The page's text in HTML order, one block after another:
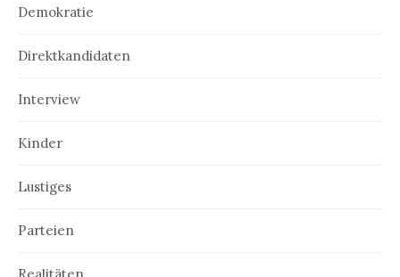
Demokratie
Direktkandidaten
Interview
Kinder
Lustiges
Parteien
Realitäten